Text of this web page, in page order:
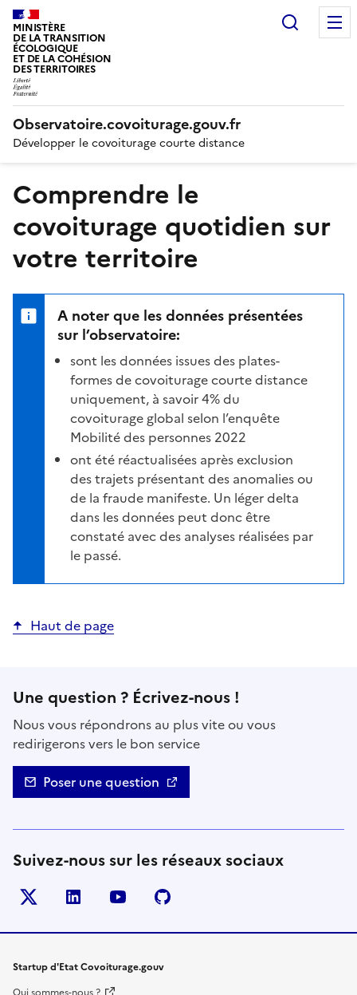
MINISTÈRE
DE LA TRANSITION
ÉCOLOGIQUE
ET DE LA COHÉSION
DES TERRITOIRES
Observatoire.covoiturage.gouv.fr
Développer le covoiturage courte distance
Comprendre le
covoiturage quotidien sur
votre territoire
A noter que les données présentées
sur l’observatoire:
sont les données issues des plates-
formes de covoiturage courte distance
uniquement, à savoir 4% du
covoiturage global selon l’enquête
Mobilité des personnes 2022
ont été réactualisées après exclusion
des trajets présentant des anomalies ou
de la fraude manifeste. Un léger delta
dans les données peut donc être
constaté avec des analyses réalisées par
le passé.
Haut de page
Une question ? Écrivez-nous !
Nous vous répondrons au plus vite ou vous
redirigerons vers le bon service
Poser une question
Suivez-nous sur les réseaux sociaux
Twitter
- nouvelle fenêtre
LinkedIn
- nouvelle fenêtre
YouTube
- nouvelle fenêtre
- nouvelle fenêtre
Startup d'Etat Covoiturage.gouv